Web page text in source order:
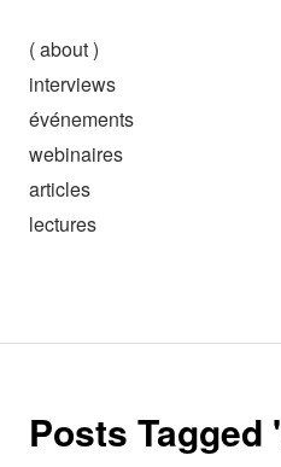
( about )
interviews
événements
webinaires
articles
lectures
Posts Tagged '